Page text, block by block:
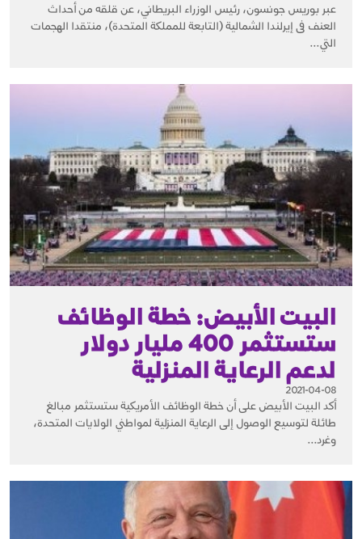
عبر بوريس جونسون، رئيس الوزراء البريطاني، عن قلقه من أحداث
العنف فى إيرلندا الشمالية (التابعة للمملكة المتحدة)، منتقدا الهجمات
التي...
البيت الأبيض: خطة الوظائف
ستستثمر 400 مليار دولار
لدعم الرعاية المنزلية
2021-04-08
أكد البيت الأبيض على أن خطة الوظائف الأمريكية ستستثمر مبالغ
طائلة لتوسيع الوصول إلى الرعاية المنزلية لمواطني الولايات المتحدة،
وغرد...